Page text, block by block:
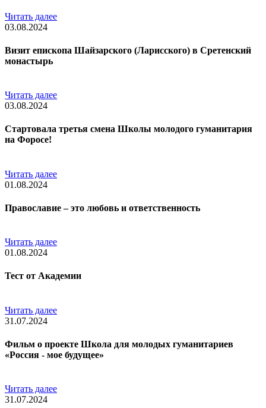
Читать далее
03.08.2024
Визит епископа Шайзарского (Ларисского) в Сретенский
монастырь
Читать далее
03.08.2024
Стартовала третья смена Школы молодого гуманитария
на Форосе!
Читать далее
01.08.2024
Православие – это любовь и ответственность
Читать далее
01.08.2024
Тест от Академии
Читать далее
31.07.2024
Фильм о проекте Школа для молодых гуманитариев
«Россия - мое будущее»
Читать далее
31.07.2024